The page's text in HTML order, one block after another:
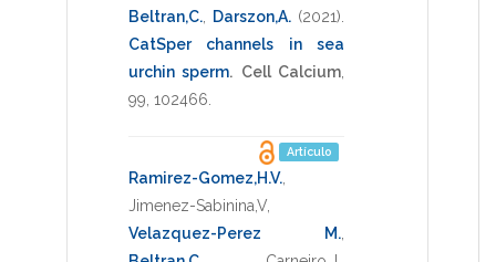
Beltran,C., Darszon,A. (2021).
CatSper channels in sea
urchin sperm. Cell Calcium,
99, 102466.
Artículo
Ramirez-Gomez,H.V.,
Jimenez-Sabinina,V,
Velazquez-Perez M.,